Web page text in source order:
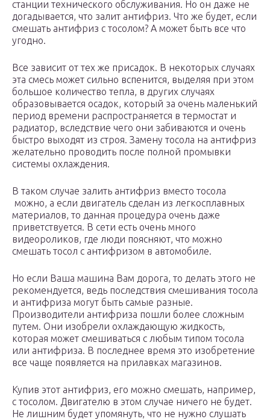
станции технического обслуживания. Но он даже не
догадывается, что залит антифриз. Что же будет, если
смешать антифриз с тосолом? А может быть все что
угодно.
Все зависит от тех же присадок. В некоторых случаях
эта смесь может сильно вспенится, выделяя при этом
большое количество тепла, в других случаях
образовывается осадок, который за очень маленький
период времени распространяется в термостат и
радиатор, вследствие чего они забиваются и очень
быстро выходят из строя. Замену тосола на антифриз
желательно проводить после полной промывки
системы охлаждения.
В таком случае залить антифриз вместо тосола
можно, а если двигатель сделан из легкосплавных
материалов, то данная процедура очень даже
приветствуется. В сети есть очень много
видеороликов, где люди поясняют, что можно
смешать тосол с антифризом в автомобиле.
Но если Ваша машина Вам дорога, то делать этого не
рекомендуется, ведь последствия смешивания тосола
и антифриза могут быть самые разные.
Производители антифриза пошли более сложным
путем. Они изобрели охлаждающую жидкость,
которая может смешиваться с любым типом тосола
или антифриза. В последнее время это изобретение
все чаще появляется на прилавках магазинов.
Купив этот антифриз, его можно смешать, например,
с тосолом. Двигателю в этом случае ничего не будет.
Не лишним будет упомянуть, что не нужно слушать